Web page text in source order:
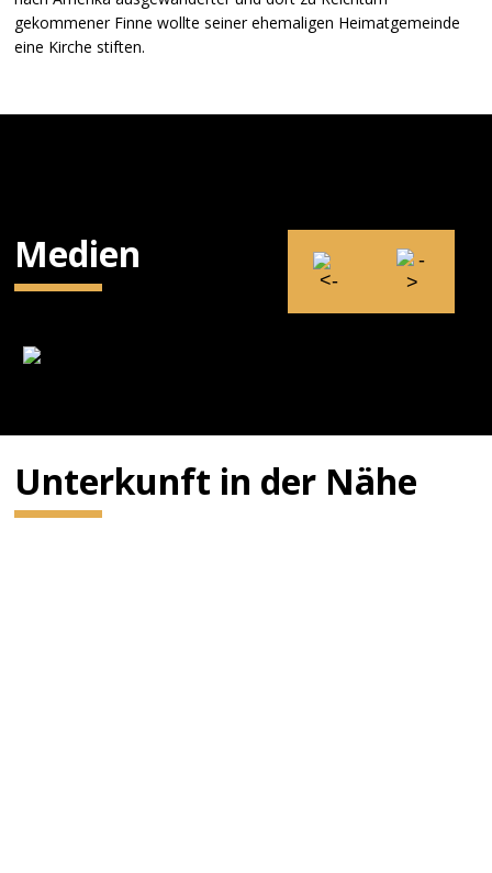
gekommener Finne wollte seiner ehemaligen Heimatgemeinde
eine Kirche stiften.
Medien
Unterkunft in der Nähe